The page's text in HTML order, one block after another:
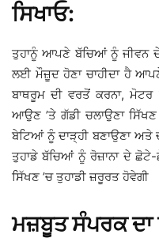
ਸਿਖਾਓ:
ਤੁਹਾਨੂੰ ਆਪਣੇ ਬੱਚਿਆਂ ਨੂੰ ਜੀਵਨ ਦੇ
ਲਈ ਮੌਜ਼ੂਦ ਹੋਣਾ ਚਾਹੀਦਾ ਹੈ
ਬਾਥਰੂਮ ਦੀ ਵਰਤੋਂ ਕਰਨਾ, ਮੋਟਰ
ਆਉਣ ’ਤੇ ਗੱਡੀ ਚਲਾਉਣਾ
ਬੇਟਿਆਂ ਨੂੰ ਦਾੜ੍ਹੀ ਬਣਾਉਣਾ ਅਤੇ
ਤੁਹਾਡੇ ਬੱਚਿਆਂ ਨੂੰ ਰੋਜ਼ਾਨਾ ਦੇ
ਸਿੱਖਣ ’ਚ ਤੁਹਾਡੀ ਜ਼ਰੂਰਤ ਹੋਵੇਗੀ
ਮਜ਼ਬੂਤ ਸੰਪਰਕ ਦਾ